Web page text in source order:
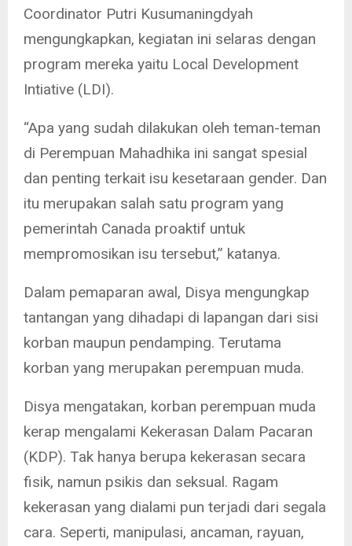
Coordinator Putri Kusumaningdyah
mengungkapkan, kegiatan ini selaras dengan
program mereka yaitu Local Development
Intiative (LDI).
“Apa yang sudah dilakukan oleh teman-teman
di Perempuan Mahadhika ini sangat spesial
dan penting terkait isu kesetaraan gender. Dan
itu merupakan salah satu program yang
pemerintah Canada proaktif untuk
mempromosikan isu tersebut,” katanya.
Dalam pemaparan awal, Disya mengungkap
tantangan yang dihadapi di lapangan dari sisi
korban maupun pendamping. Terutama
korban yang merupakan perempuan muda.
Disya mengatakan, korban perempuan muda
kerap mengalami Kekerasan Dalam Pacaran
(KDP). Tak hanya berupa kekerasan secara
fisik, namun psikis dan seksual. Ragam
kekerasan yang dialami pun terjadi dari segala
cara. Seperti, manipulasi, ancaman, rayuan,